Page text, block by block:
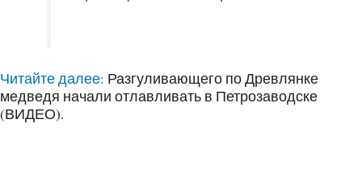
Читайте далее: Разгуливающего по Древлянке
медведя начали отлавливать в Петрозаводске
(ВИДЕО).